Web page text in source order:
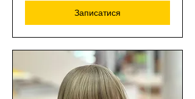
Записатися